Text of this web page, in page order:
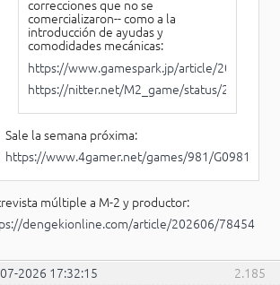
correcciones que no se
comercializaron-- como a la
introducción de ayudas y
comodidades mecánicas:
https://www.gamespark.jp/article/2026/02/
https://nitter.net/M2_game/status/
Sale la semana próxima:
https://www.4gamer.net/games/981/G098127/
múltiple a M-2 y productor:
dengekionline.com/article/202606/78454
2.185
2026 17:32:15